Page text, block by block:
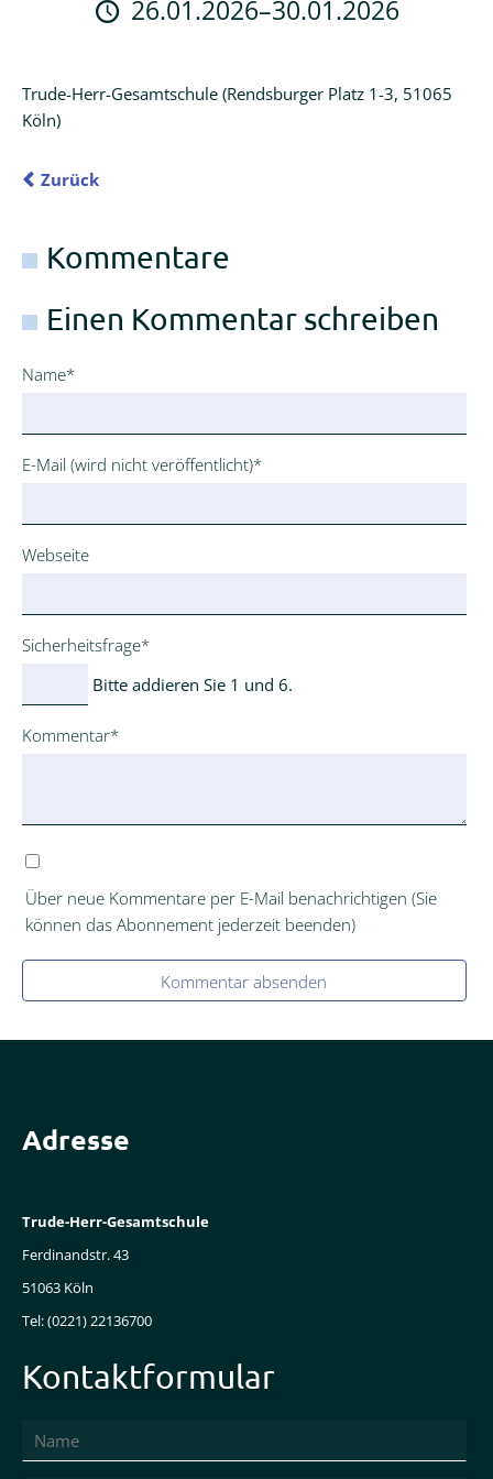
Logineo
Schulmanager
Online
26.01.2026–30.01.2026
Trude-Herr-Gesamtschule (Rendsburger Platz 1-3, 51065
Köln)
Zurück
Kommentare
Einen Kommentar schreiben
Pflichtfeld
Name*
Pflichtfeld
E-Mail (wird nicht veröffentlicht)*
Webseite
Pflichtfeld
Sicherheitsfrage*
Bitte addieren Sie 1 und 6.
Pflichtfeld
Kommentar*
Über neue Kommentare per E-Mail benachrichtigen (Sie
können das Abonnement jederzeit beenden)
Kommentar absenden
Adresse
Trude-Herr-Gesamtschule
Ferdinandstr. 43
51063 Köln
Tel: (0221) 22136700
Kontaktformular